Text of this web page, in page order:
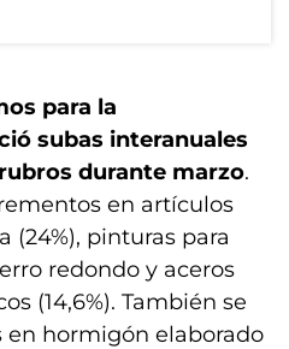
para la
subas interanuales
durante marzo.
en artículos
(24%), pinturas para
redondo y aceros
(14,6%). También se
hormigón elaborado